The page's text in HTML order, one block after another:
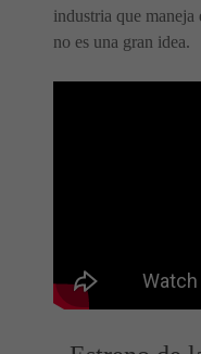
industria que
no es una gran idea.